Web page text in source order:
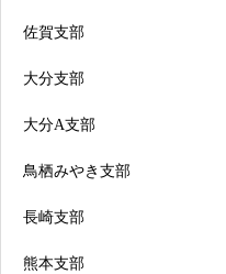
佐賀支部
大分支部
大分A支部
鳥栖みやき支部
長崎支部
熊本支部